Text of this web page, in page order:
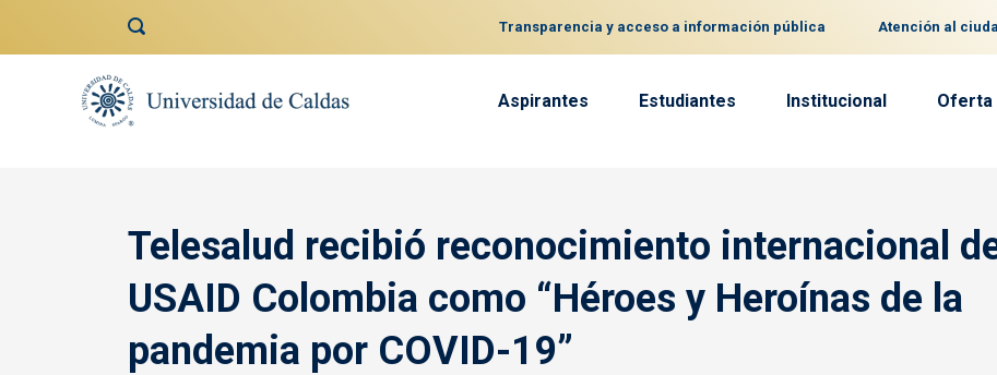
Transparencia y acceso a información pública Atención al
Aspirantes Estudiantes Institucional Oferta
Telesalud recibió reconocimiento internacional
USAID Colombia como “Héroes y Heroínas de la
pandemia por COVID-19”